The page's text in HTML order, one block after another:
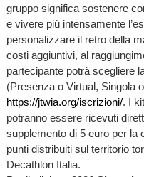
gruppo significa sostenere
e vivere più intensamente
personalizzare il retro della
costi aggiuntivi, al
partecipante potrà scegliere
(Presenza o Virtual, Singola
https://jtwia.org/iscrizioni/. I
potranno essere ricevuti
supplemento di 5 euro per la
punti distribuiti sul territorio
Decathlon Italia.